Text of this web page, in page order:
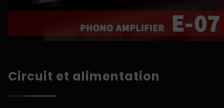
Circuit et alimentation